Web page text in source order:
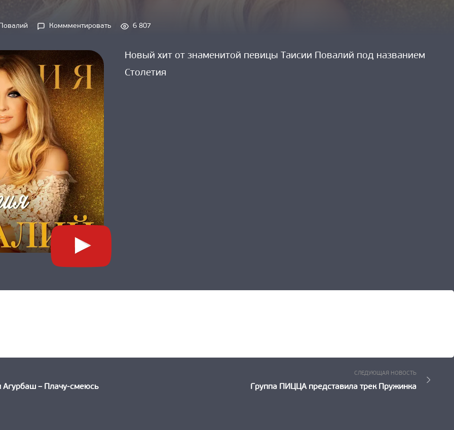
Коммментировать
Таисия
представила
6 807
Новый хит от знаменитой певицы Таисии Повалий под названием
Столетия
Агурбаш – Плачу-смеюсь
СЛЕДУЮЩАЯ НОВОСТЬ
Новость:
Группа ПИЦЦА представила трек Пружинка